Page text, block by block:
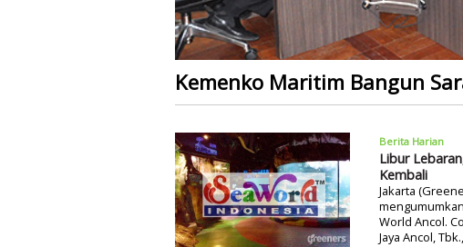
Kemenko Maritim Bangun
Berita Harian
Libur
Kembali
Jakarta
World Ancol.
Jaya Ancol,